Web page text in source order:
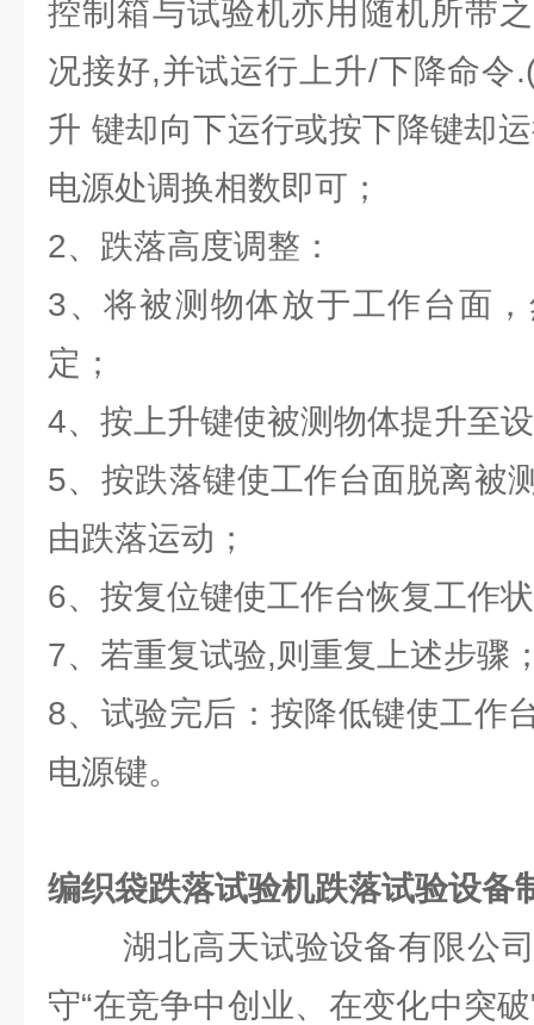
控制箱与试验机亦用随机所带
况接好,并试运行上升/下降命令
升 键却向下运行或按下降键却
电源处调换相数即可；
2、跌落高度调整：
3、将被测物体放于工作台面
定；
4、按上升键使被测物体提升至
5、按跌落键使工作台面脱离被
由跌落运动；
6、按复位键使工作台恢复工作
7、若重复试验,则重复上述步骤
8、试验完后：按降低键使工作
电源键。
编织袋跌落试验机跌落试验设备
湖北高天试验设备有限公司
守“在竞争中创业、在变化中突